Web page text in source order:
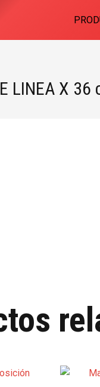
LINEA X